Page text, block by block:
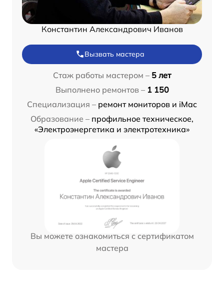
Константин Александрович Иванов
Вызвать мастера
Стаж работы мастером – 5 лет
Выполнено ремонтов – 1 150
Специализация – ремонт мониторов и iMac
Образование – профильное техническое,
«Электроэнергетика и электротехника»
Вы можете ознакомиться с сертификатом
мастера